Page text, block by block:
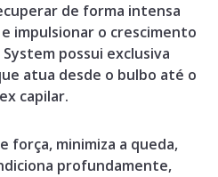
de forma intensa
impulsionar o crescimento
possui exclusiva
atua desde o bulbo até o
capilar.
força, minimiza a queda,
profundamente,